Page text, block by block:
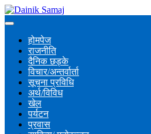
होमपेज
राजनीति
दैनिक छड्के
विचार/अन्तर्वार्ता
सूचना प्रविधि
अर्थ/विविध
खेल
पर्यटन
प्रवास